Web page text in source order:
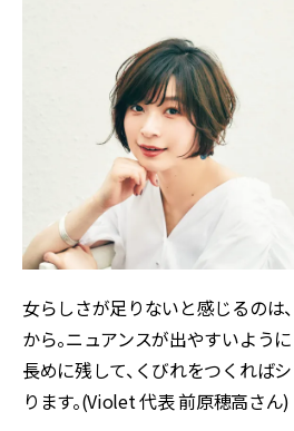
女らしさが足りないと感じるのは
から。ニュアンスが出やすいよう
長めに残して、くびれをつくれば
ります。(Violet 代表 前原穂高さん)